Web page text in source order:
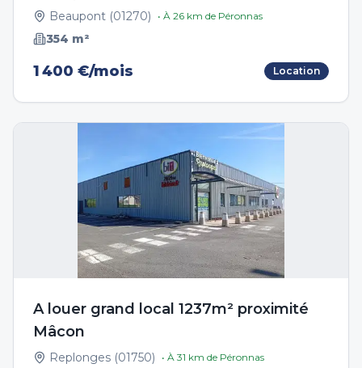
Beaupont (01270) • À 26 km de Péronnas
354 m²
1 400 €/mois Location
A louer grand local 1237m² proximité
Mâcon
Replonges (01750) • À 31 km de Péronnas